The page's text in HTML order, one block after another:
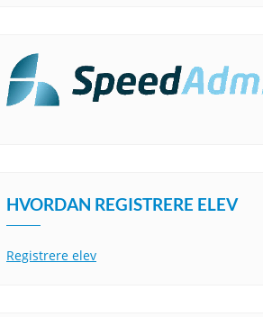
HVORDAN REGISTRERE ELEV
Registrere elev